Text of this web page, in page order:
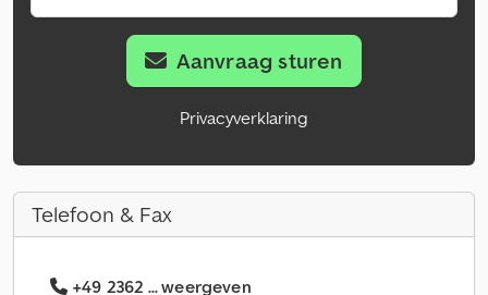
Aanvraag sturen
Privacyverklaring
Telefoon & Fax
+49 2362 ... weergeven